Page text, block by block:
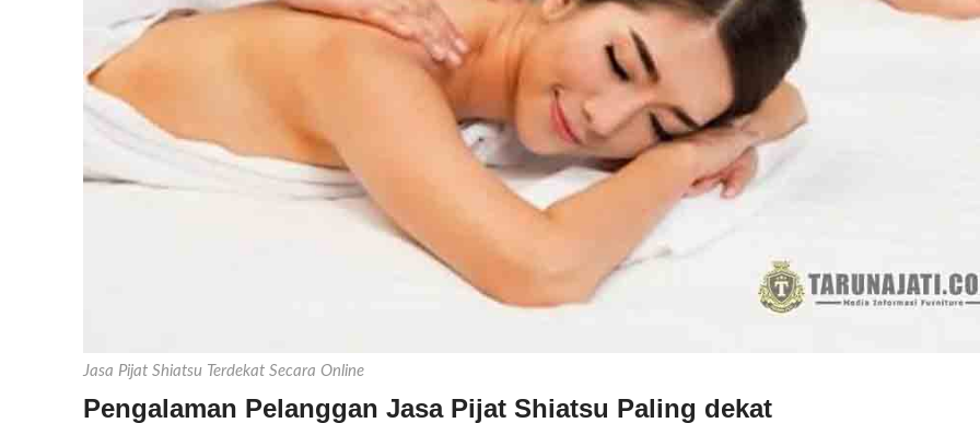
Jasa Pijat Shiatsu Terdekat Secara Online
Pengalaman Pelanggan Jasa Pijat Shiatsu Paling dekat